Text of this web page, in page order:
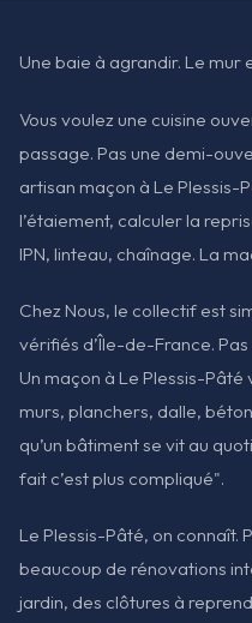
Une baie à agrandir. Le mur
Vous voulez une cuisine
passage. Pas une demi-
artisan maçon à Le Plessis-
l’étaiement, calculer la
IPN, linteau, chaînage. La
Chez Nous, le collectif est
vérifiés d’Île-de-France.
Un maçon à Le Plessis-
murs, planchers, dalle,
qu’un bâtiment se vit au
fait c’est plus compliqué".
Le Plessis-Pâté, on connaît.
beaucoup de rénovations
jardin, des clôtures à